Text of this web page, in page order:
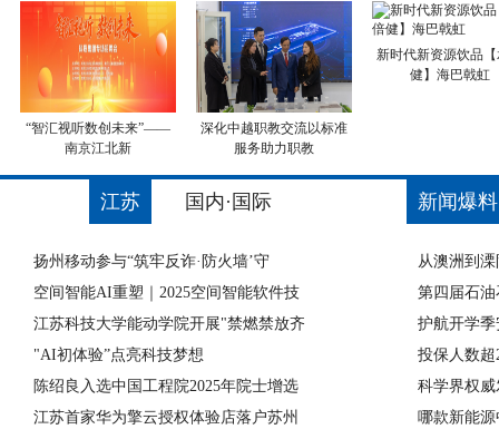
“智汇视听数创未来”——
南京江北新
深化中越职教交流以标准
服务助力职教
新时代新资源饮品
健】海巴戟虹
江苏 国内·国际
扬州移动参与“筑牢反诈·防火墙’守
空间智能AI重塑｜2025空间智能软件技
江苏科技大学能动学院开展"禁燃禁放齐
"AI初体验”点亮科技梦想
陈绍良入选中国工程院2025年院士增选
江苏首家华为擎云授权体验店落户苏州
新闻爆
从澳洲到
第四届石
护航开学
投保人数超
科学界权威
哪款新能